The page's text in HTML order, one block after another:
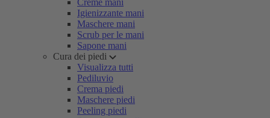
Creme mani
Igienizzante mani
Maschere mani
Scrub per le mani
Sapone mani
Cura dei piedi
Visualizza tutti
Pediluvio
Crema piedi
Maschere piedi
Peeling piedi